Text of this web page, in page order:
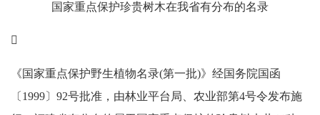
国家重点保护珍贵树木在我省有分布的名录

《国家重点保护野生植物名录(第一批)》经国务院国函
〔1999〕92号批准，由林业平台局、农业部第4号令发布施